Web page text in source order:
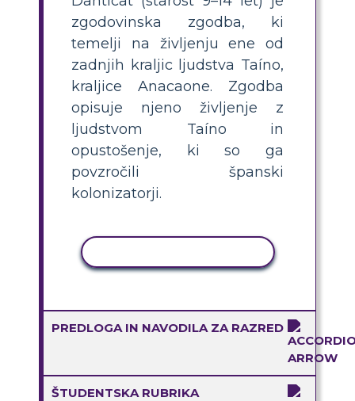
zgodovinska zgodba, ki
temelji na življenju ene od
zadnjih kraljic ljudstva Taíno,
kraljice Anacaone. Zgodba
opisuje njeno življenje z
ljudstvom Taíno in
opustošenje, ki so ga
povzročili španski
kolonizatorji.
PREDLOGA IN NAVODILA ZA RAZRED
ŠTUDENTSKA RUBRIKA